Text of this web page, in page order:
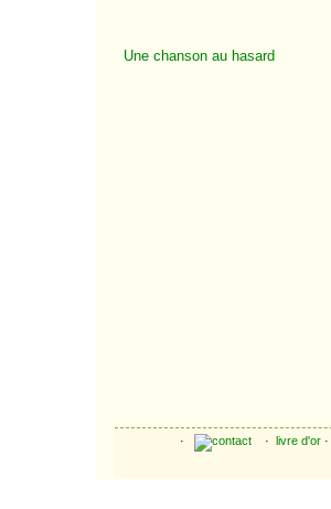
Une chanson au hasard
· · livre d'or ·